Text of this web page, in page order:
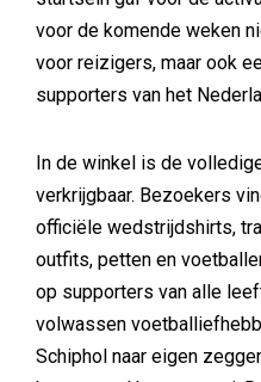
voor de komende weken
voor reizigers, maar ook
supporters van het
In de winkel is de
verkrijgbaar. Bezoekers
officiële wedstrijdshirts,
outfits, petten en
op supporters van alle
volwassen
Schiphol naar eigen